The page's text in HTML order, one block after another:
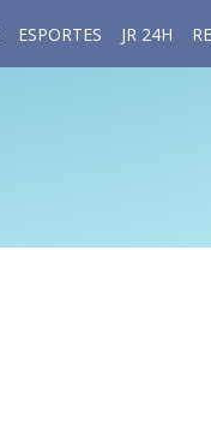
ESPORTES JR 24H